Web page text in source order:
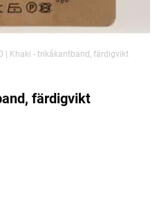
| Khaki - trikåkantband, färdigvikt
färdigvikt